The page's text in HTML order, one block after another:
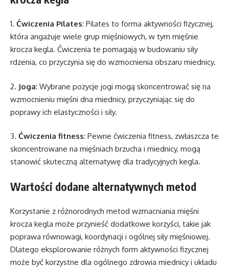
1. Ćwiczenia Pilates: Pilates to forma aktywności fizycznej,
która angażuje wiele grup mięśniowych, w tym mięśnie
krocza kegla. Ćwiczenia te pomagają w budowaniu siły
rdzenia, co przyczynia się do wzmocnienia obszaru miednicy.
2. Joga: Wybrane pozycje jogi mogą skoncentrować się na
wzmocnieniu mięśni dna miednicy, przyczyniając się do
poprawy ich elastyczności i siły.
3. Ćwiczenia fitness: Pewne ćwiczenia fitness, zwłaszcza te
skoncentrowane na mięśniach brzucha i miednicy, mogą
stanowić skuteczną alternatywę dla tradycyjnych kegla.
Wartości dodane alternatywnych metod
Korzystanie z różnorodnych metod wzmacniania mięśni
krocza kegla może przynieść dodatkowe korzyści, takie jak
poprawa równowagi, koordynacji i ogólnej siły mięśniowej.
Dlatego eksplorowanie różnych form aktywności fizycznej
może być korzystne dla ogólnego zdrowia miednicy i układu